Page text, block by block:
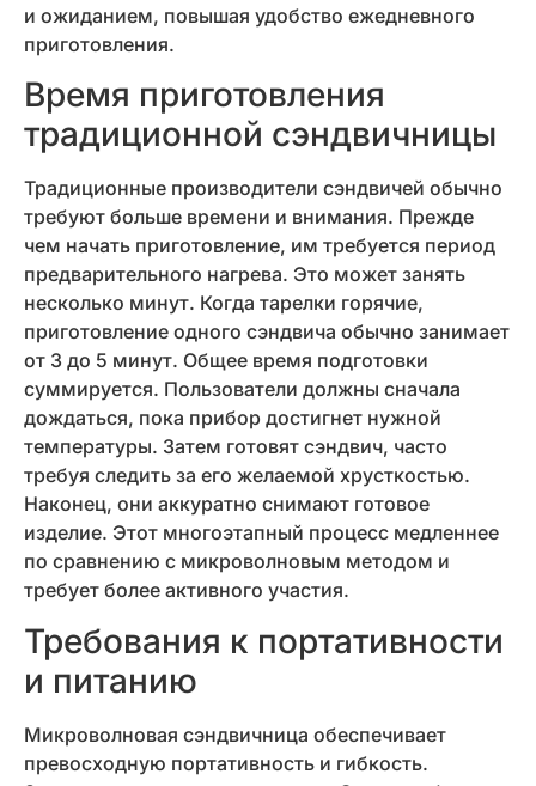
и ожиданием, повышая удобство ежедневного
приготовления.
Время приготовления
традиционной сэндвичницы
Традиционные производители сэндвичей обычно
требуют больше времени и внимания. Прежде
чем начать приготовление, им требуется период
предварительного нагрева. Это может занять
несколько минут. Когда тарелки горячие,
приготовление одного сэндвича обычно занимает
от 3 до 5 минут. Общее время подготовки
суммируется. Пользователи должны сначала
дождаться, пока прибор достигнет нужной
температуры. Затем готовят сэндвич, часто
требуя следить за его желаемой хрусткостью.
Наконец, они аккуратно снимают готовое
изделие. Этот многоэтапный процесс медленнее
по сравнению с микроволновым методом и
требует более активного участия.
Требования к портативности
и питанию
Микроволновая сэндвичница обеспечивает
превосходную портативность и гибкость.